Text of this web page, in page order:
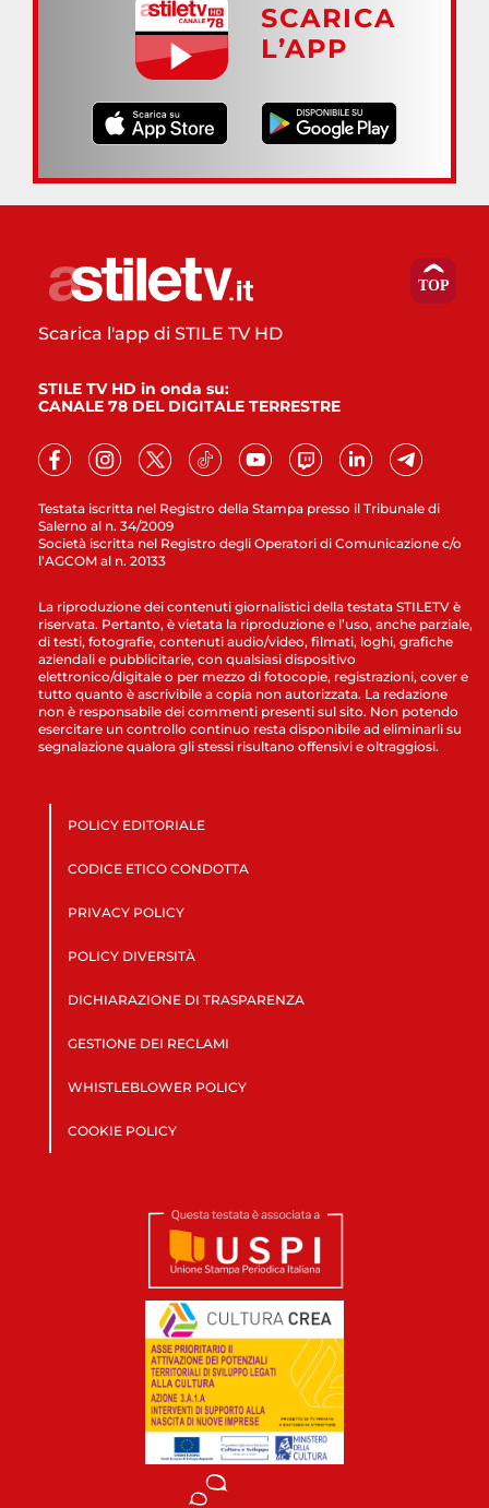
SCARICA
L’APP
Testata iscritta nel Registro della Stampa presso il Tribunale di
Salerno al n. 34/2009
Società iscritta nel Registro degli Operatori di Comunicazione c/o
l’AGCOM al n. 20133
Scarica l'app di STILE TV HD
STILE TV HD in onda su:
CANALE 78 DEL DIGITALE TERRESTRE
La riproduzione dei contenuti giornalistici della testata STILETV è
riservata. Pertanto, è vietata la riproduzione e l’uso, anche parziale,
di testi, fotografie, contenuti audio/video, filmati, loghi, grafiche
aziendali e pubblicitarie, con qualsiasi dispositivo
elettronico/digitale o per mezzo di fotocopie, registrazioni, cover e
tutto quanto è ascrivibile a copia non autorizzata. La redazione
non è responsabile dei commenti presenti sul sito. Non potendo
esercitare un controllo continuo resta disponibile ad eliminarli su
segnalazione qualora gli stessi risultano offensivi e oltraggiosi.
POLICY EDITORIALE
CODICE ETICO CONDOTTA
PRIVACY POLICY
POLICY DIVERSITÀ
DICHIARAZIONE DI TRASPARENZA
GESTIONE DEI RECLAMI
WHISTLEBLOWER POLICY
COOKIE POLICY